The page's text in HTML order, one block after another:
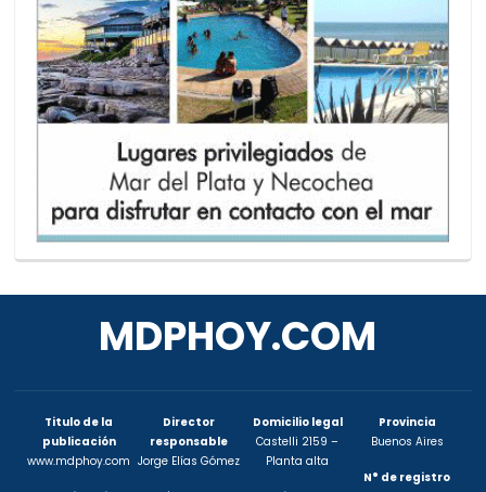
MDPHOY.COM
Titulo de la
publicación
www.mdphoy.com
Director
responsable
Jorge Elías Gómez
Domicilio legal
Castelli 2159 –
Planta alta
Provincia
Buenos Aires
N° de registro